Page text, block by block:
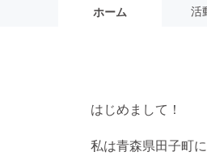
ホーム 活
はじめまして！
私は青森県田子町